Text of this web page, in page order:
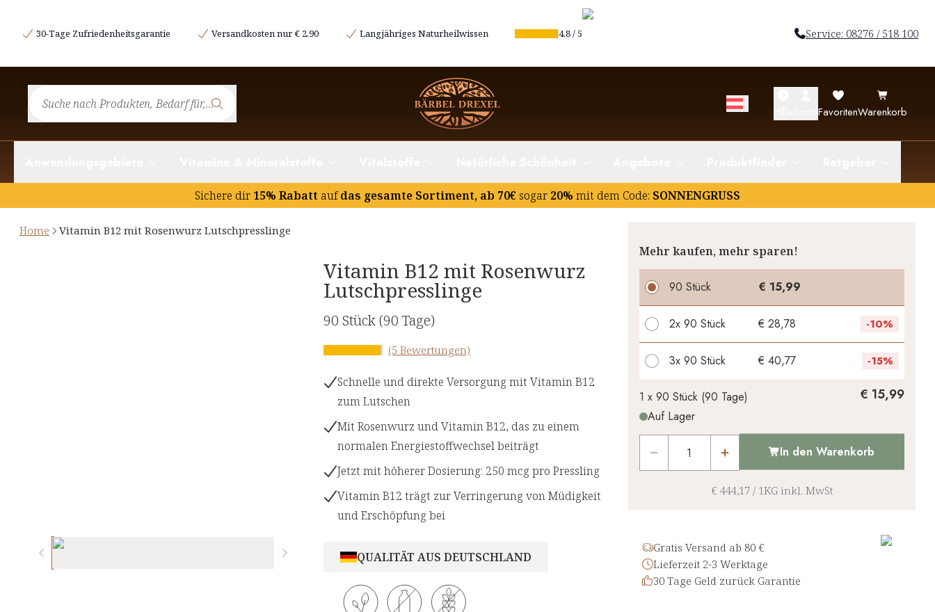
30-Tage Zufriedenheitsgarantie Versandkosten nur € 2,90 Langjähriges Naturheilwissen 4.8/5 Service: 08276 / 518 100
FavoritenWarenkorb
Sichere dir 15% Rabatt aufdas gesamte Sortiment, ab 70€ sogar 20% mit dem Code: SONNENGRUSS
Home Vitamin B12 mit Rosenwurz Lutschpresslinge
Vitamin B12 mit Rosenwurz
Lutschpresslinge
90 Stück(90 Tage)
(5 Bewertungen)
Schnelle und direkte Versorgung mit Vitamin B12
zum Lutschen
Mit Rosenwurz und Vitamin B12, das zu einem
normalen Energiestoffwechsel beiträgt
Jetzt mit höherer Dosierung: 250 mcg pro Pressling
Vitamin B12 trägt zur Verringerung von Müdigkeit
und Erschöpfung bei
QUALITÄT AUS DEUTSCHLAND
Mehr kaufen, mehr sparen!
90 Stück € 15,99
2x 90 Stück € 28,78 -10%
3x 90 Stück € 40,77 -15%
Ihr persönlicher Rabatt
1x € 0,00
1 x 90 Stück (90 Tage)
Auf Lager
€ 15,99
In den Warenkorb
€ 444,17 / 1KG inkl. MwSt
Gratis Versand ab 80 €
Lieferzeit 2-3 Werktage
30 Tage Geld zurück Garantie